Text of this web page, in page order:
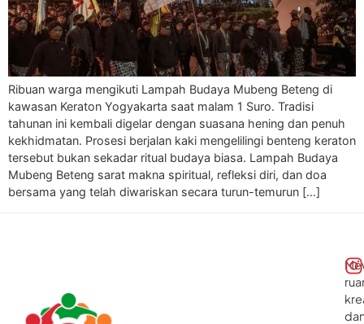
Ribuan warga mengikuti Lampah Budaya Mubeng Beteng di
kawasan Keraton Yogyakarta saat malam 1 Suro. Tradisi
tahunan ini kembali digelar dengan suasana hening dan penuh
kekhidmatan. Prosesi berjalan kaki mengelilingi benteng keraton
tersebut bukan sekadar ritual budaya biasa. Lampah Budaya
Mubeng Beteng sarat makna spiritual, refleksi diri, dan doa
bersama yang telah diwariskan secara turun-temurun […]